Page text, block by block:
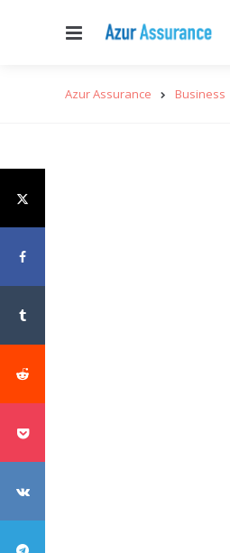
Menu
Azur Assurance Business